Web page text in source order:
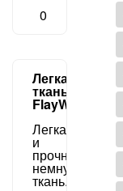
0
Легкая
ткань
FlayWoks
Легкая
и
прочная
немнущаяся
ткань.